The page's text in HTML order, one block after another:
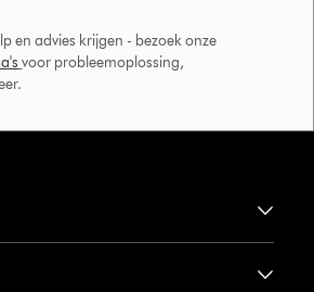
en advies krijgen - bezoek onze
voor probleemoplossing,